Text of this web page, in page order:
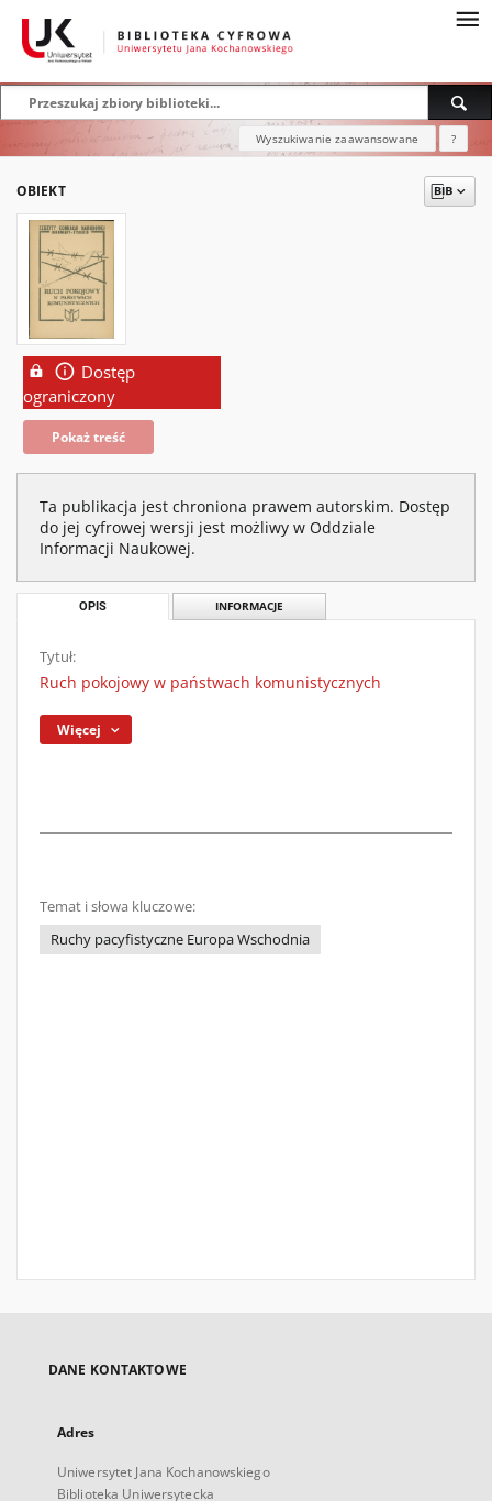
Wyszukiwanie zaawansowane ?
OBIEKT
Dostęp
ograniczony
Pokaż treść
Ta publikacja jest chroniona prawem autorskim. Dostęp
do jej cyfrowej wersji jest możliwy w Oddziale
Informacji Naukowej.
OPIS INFORMACJE
Tytuł:
Ruch pokojowy w państwach komunistycznych
Więcej
Temat i słowa kluczowe:
Ruchy pacyfistyczne Europa Wschodnia
DANE KONTAKTOWE
Adres
Uniwersytet Jana Kochanowskiego
Biblioteka Uniwersytecka